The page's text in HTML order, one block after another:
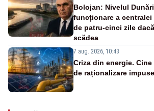
Bolojan: Nivelul
funcționare a centralei
de patru-cinci zile
scădea
7 aug. 2026, 10:43
Criza din energie.
de raționalizare